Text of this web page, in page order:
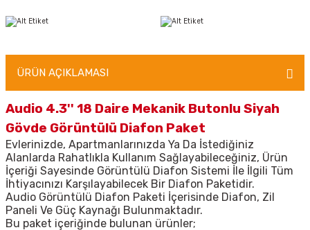
ÜRÜN AÇIKLAMASI
Audio 4.3'' 18 Daire Mekanik Butonlu Siyah
Gövde Görüntülü Diafon Paket
Evlerinizde, Apartmanlarınızda Ya Da İstediğiniz
Alanlarda Rahatlıkla Kullanım Sağlayabileceğiniz, Ürün
İçeriği Sayesinde Görüntülü Diafon Sistemi İle İlgili Tüm
İhtiyacınızı Karşılayabilecek Bir Diafon Paketidir.
Audio Görüntülü Diafon Paketi İçerisinde Diafon, Zil
Paneli Ve Güç Kaynağı Bulunmaktadır.
Bu paket içeriğinde bulunan ürünler;